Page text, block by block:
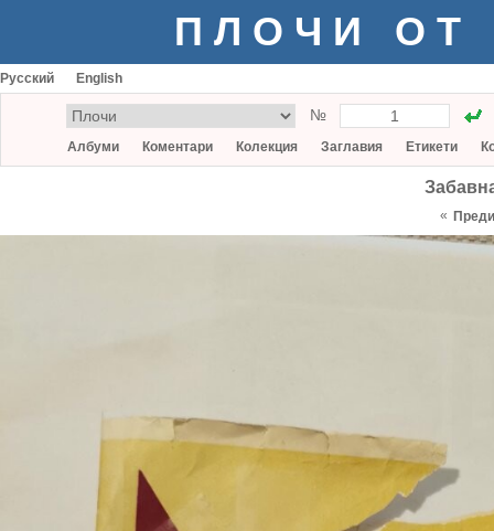
ПЛОЧИ ОТ
Русский English
№
Албуми Коментари Колекция Заглавия Етикети
«